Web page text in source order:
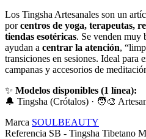
Los Tingsha Artesanales son un
porcentros de yoga, terapeutas,
tiendas esotéricas. Se venden muy
ayudan a centrar la atención,
transiciones en sesiones. Ideal para
campanas y accesorios de
✨ Modelos disponibles (1 línea):
🔔 Tingsha (Crótalos) · 🧑‍🎨
Marca SOULBEAUTY
Referencia SB - Tingsha Tibetano